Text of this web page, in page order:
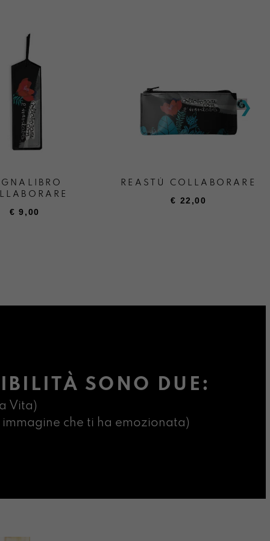
€ 9,00
REASTÙ COLLABORARE
€ 22,00
SONO DUE:
Vita)
che ti ha emozionata)